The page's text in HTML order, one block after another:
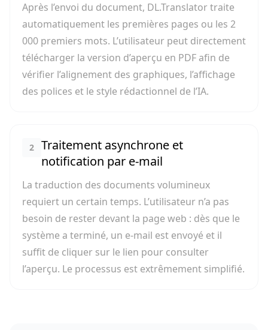
Après l’envoi du document, DL.Translator traite
automatiquement les premières pages ou les 2
000 premiers mots. L’utilisateur peut directement
télécharger la version d’aperçu en PDF afin de
vérifier l’alignement des graphiques, l’affichage
des polices et le style rédactionnel de l’IA.
2
Traitement asynchrone et
notification par e-mail
La traduction des documents volumineux
requiert un certain temps. L’utilisateur n’a pas
besoin de rester devant la page web : dès que le
système a terminé, un e-mail est envoyé et il
suffit de cliquer sur le lien pour consulter
l’aperçu. Le processus est extrêmement simplifié.